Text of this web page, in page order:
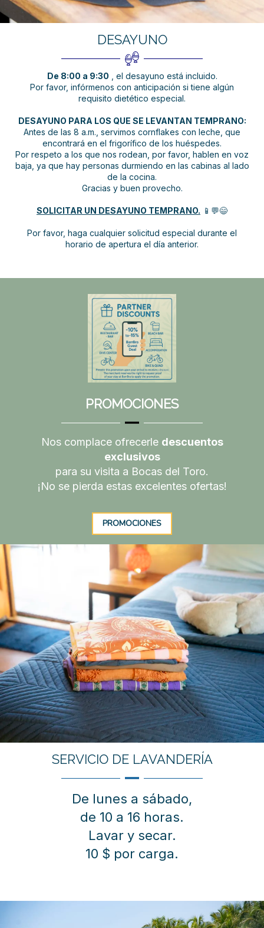
DESAYUNO
De 8:00 a 9:30 , el desayuno está incluido.
Por favor, infórmenos con anticipación si tiene algún
requisito dietético especial.
DESAYUNO PARA LOS QUE SE LEVANTAN TEMPRANO:
Antes de las 8 a.m., servimos cornflakes con leche, que
encontrará en el frigorífico de los huéspedes.
Por respeto a los que nos rodean, por favor, hablen en voz
baja, ya que hay personas durmiendo en las cabinas al lado
de la cocina.
Gracias y buen provecho.
SOLICITAR UN DESAYUNO TEMPRANO. 📱💬😄
Por favor, haga cualquier solicitud especial durante el
horario de apertura el día anterior.
PROMOCIONES
Nos complace ofrecerle descuentos
exclusivos
para su visita a Bocas del Toro.
¡No se pierda estas excelentes ofertas!
PROMOCIONES
SERVICIO DE LAVANDERÍA
De lunes a sábado,
de 10 a 16 horas.
Lavar y secar.
10 $ por carga.